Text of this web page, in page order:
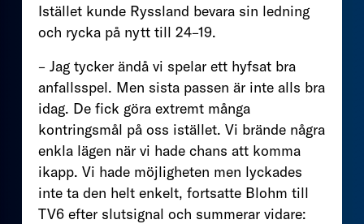
Istället kunde Ryssland bevara sin ledning
och rycka på nytt till 24–19.
– Jag tycker ändå vi spelar ett hyfsat bra
anfallsspel. Men sista passen är inte alls bra
idag. De fick göra extremt många
kontringsmål på oss istället. Vi brände några
enkla lägen när vi hade chans att komma
ikapp. Vi hade möjligheten men lyckades
inte ta den helt enkelt, fortsatte Blohm till
TV6 efter slutsignal och summerar vidare: